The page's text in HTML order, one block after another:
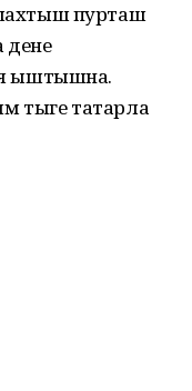
пурташ
дене
ыштышна.
тыге татарла